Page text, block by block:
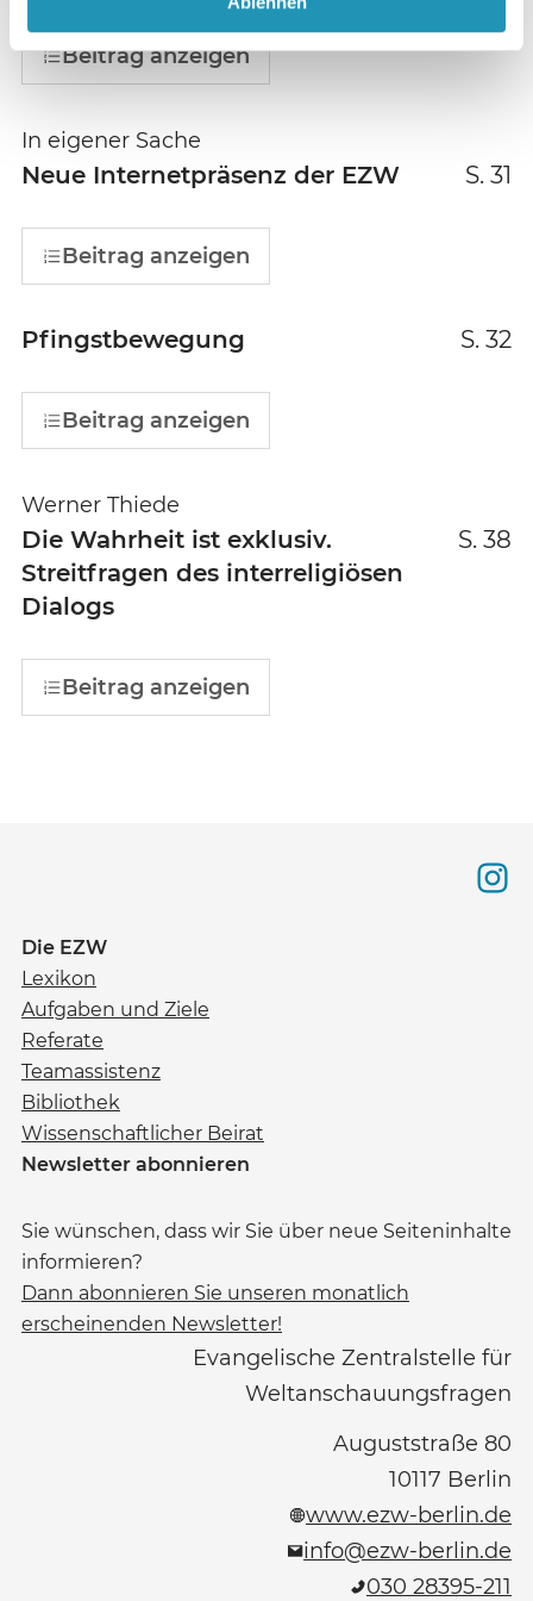
Beitrag anzeigen
In eigener Sache
Neue Internetpräsenz der EZW S. 31
Beitrag anzeigen
Pfingstbewegung S. 32
Beitrag anzeigen
Werner Thiede
Die Wahrheit ist exklusiv.
Streitfragen des interreligiösen
Dialogs
S. 38
Beitrag anzeigen
Die EZW
Lexikon
Aufgaben und Ziele
Referate
Teamassistenz
Bibliothek
Wissenschaftlicher Beirat
Newsletter abonnieren
Sie wünschen, dass wir Sie über neue Seiteninhalte
informieren?
Dann abonnieren Sie unseren monatlich
erscheinenden Newsletter!
Evangelische Zentralstelle für
Weltanschauungsfragen
Auguststraße 80
10117 Berlin
www.ezw-berlin.de
info@ezw-berlin.de
030 28395-211